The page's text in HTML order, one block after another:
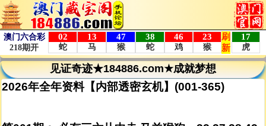
见证奇迹★184886.com★成就梦想
2026年全年资料【内部透密玄机】(001-365)